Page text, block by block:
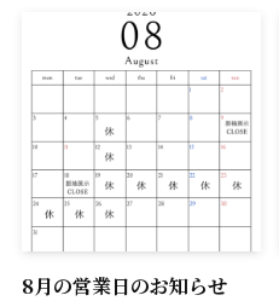
8月の営業日のお知らせ